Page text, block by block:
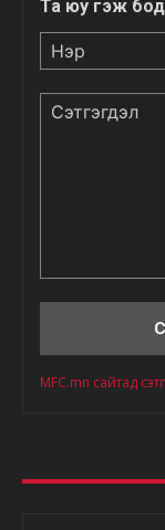
Та юу гэж
MFC.mn сайтад